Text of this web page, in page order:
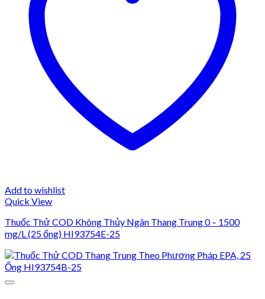
Add to wishlist
Quick View
Thuốc Thử COD Không Thủy Ngân Thang Trung 0 – 1500
mg/L (25 ống) HI93754E-25